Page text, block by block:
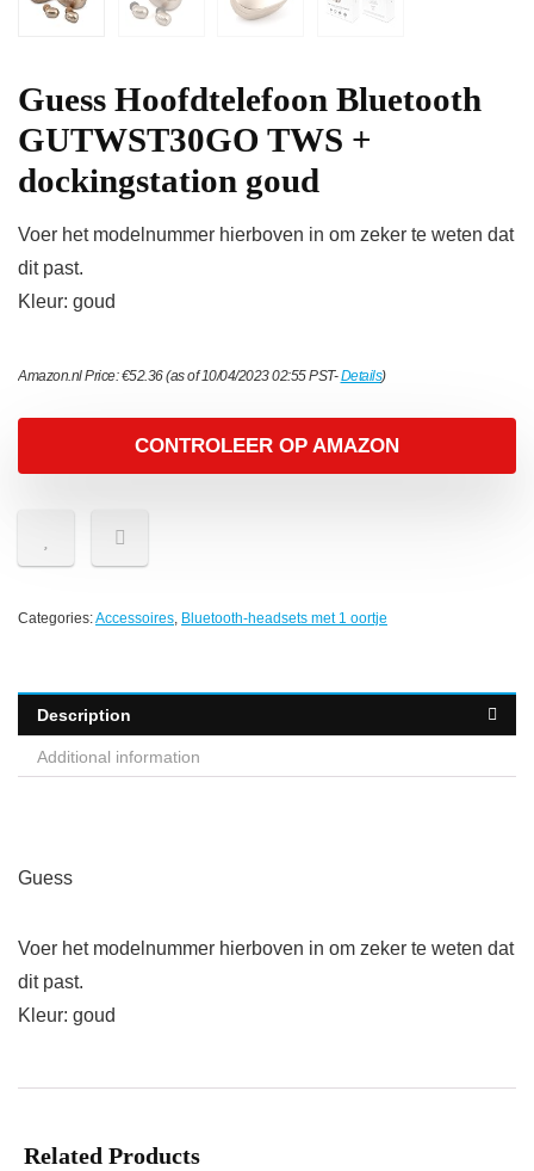
Guess Hoofdtelefoon Bluetooth
GUTWST30GO TWS +
dockingstation goud
Voer het modelnummer hierboven in om zeker te weten dat
dit past.
Kleur: goud
Amazon.nl Price:€52.36(as of 10/04/2023 02:55 PST-Details)
CONTROLEER OP AMAZON
Categories:Accessoires, Bluetooth-headsets met 1 oortje
Description
Additional information
Guess
Voer het modelnummer hierboven in om zeker te weten dat
dit past.
Kleur: goud
Related Products